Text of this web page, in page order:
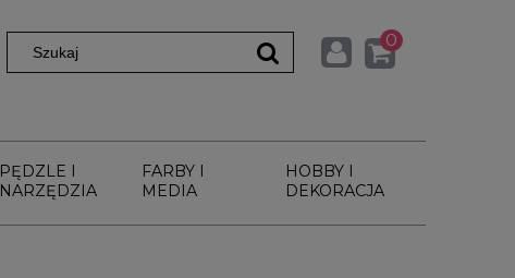
0
PĘDZLE I
NARZĘDZIA
FARBY I
MEDIA
HOBBY I
DEKORACJA